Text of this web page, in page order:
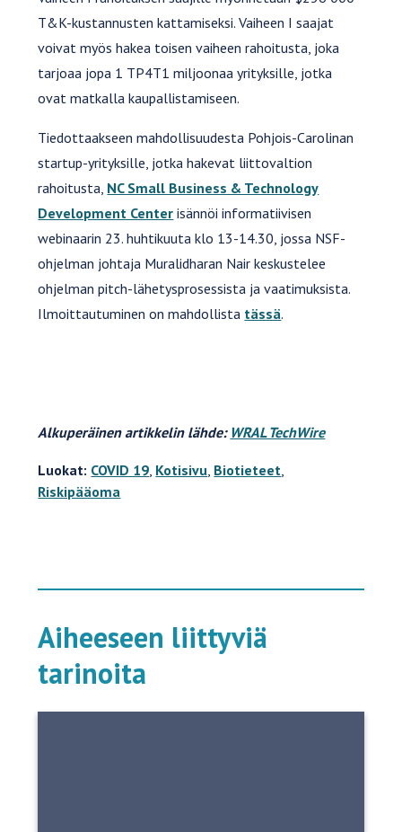
T&K-kustannusten kattamiseksi. Vaiheen I saajat
voivat myös hakea toisen vaiheen rahoitusta, joka
tarjoaa jopa 1 TP4T1 miljoonaa yrityksille, jotka
ovat matkalla kaupallistamiseen.
Tiedottaakseen mahdollisuudesta Pohjois-Carolinan
startup-yrityksille, jotka hakevat liittovaltion
rahoitusta, NC Small Business & Technology
Development Center isännöi informatiivisen
webinaarin 23. huhtikuuta klo 13-14.30, jossa NSF-
ohjelman johtaja Muralidharan Nair keskustelee
ohjelman pitch-lähetysprosessista ja vaatimuksista.
Ilmoittautuminen on mahdollista tässä.
Alkuperäinen artikkelin lähde: WRAL TechWire
Luokat: COVID 19 Kotisivu Biotieteet
Riskipääoma
Aiheeseen liittyviä
tarinoita